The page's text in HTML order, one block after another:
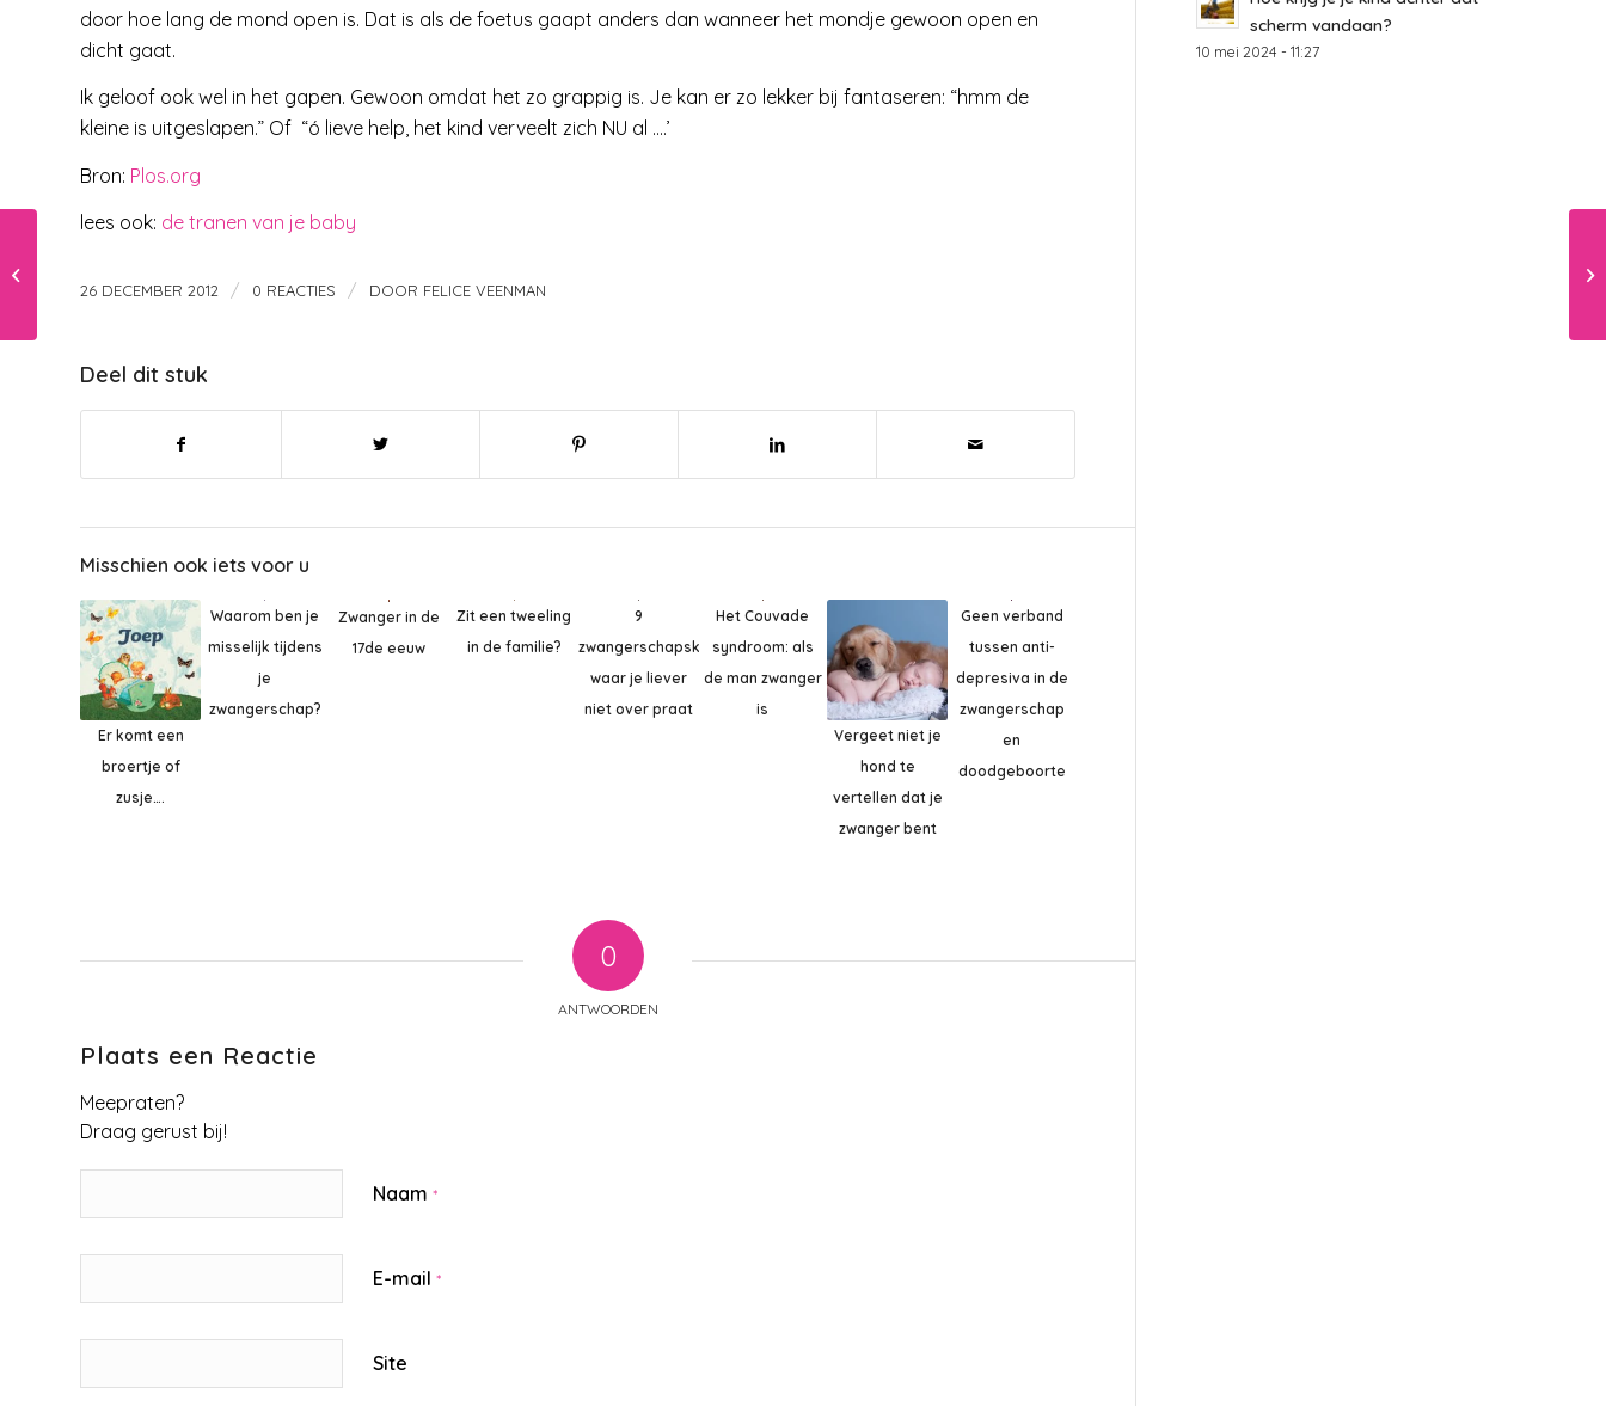
door hoe lang de mond open is. Dat is als de foetus gaapt anders dan wanneer het mondje gewoon open en
dicht gaat.
Ik geloof ook wel in het gapen. Gewoon omdat het zo grappig is. Je kan er zo lekker bij fantaseren: “hmm de
kleine is uitgeslapen.” Of “ó lieve help, het kind verveelt zich NU al ….’
Bron: Plos.org
lees ook: de tranen van je baby
26 DECEMBER 2012 / 0 REACTIES / DOOR FELICE VEENMAN
Deel dit stuk
Misschien ook iets voor u
Er komt een
broertje of
zusje….
Waarom ben je
misselijk tijdens
je
zwangerschap?
Zwanger in de
17de eeuw
Zit een tweeling
in de familie?
9
zwangerschapskwaaltjes
waar je liever
niet over praat
Het Couvade
syndroom: als
de man zwanger
is
Vergeet niet je
hond te
vertellen dat je
zwanger bent
Geen verband
tussen anti-
depresiva in de
zwangerschap
en
doodgeboorte
0
ANTWOORDEN
Plaats een Reactie
Meepraten?
Draag gerust bij!
Naam *
E-mail *
Site
scherm vandaan?
10 mei 2024 - 11:27
kinderen